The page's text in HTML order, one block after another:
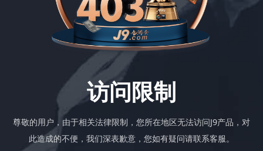
访问限制
尊敬的用户，由于相关法律限制，您所在地区无法访问J9产品，对
此造成的不便，我们深表歉意，您如有疑问请联系客服。